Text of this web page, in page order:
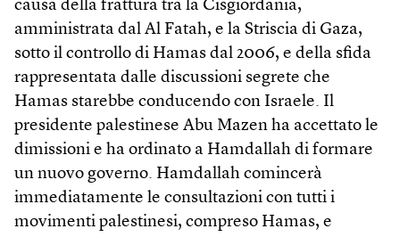
causa della frattura tra la Cisgiordania,
amministrata dal Al Fatah, e la Striscia di Gaza,
sotto il controllo di Hamas dal 2006, e della sfida
rappresentata dalle discussioni segrete che
Hamas starebbe conducendo con Israele. Il
presidente palestinese Abu Mazen ha accettato le
dimissioni e ha ordinato a Hamdallah di formare
un nuovo governo. Hamdallah comincerà
immediatamente le consultazioni con tutti i
movimenti palestinesi, compreso Hamas, e